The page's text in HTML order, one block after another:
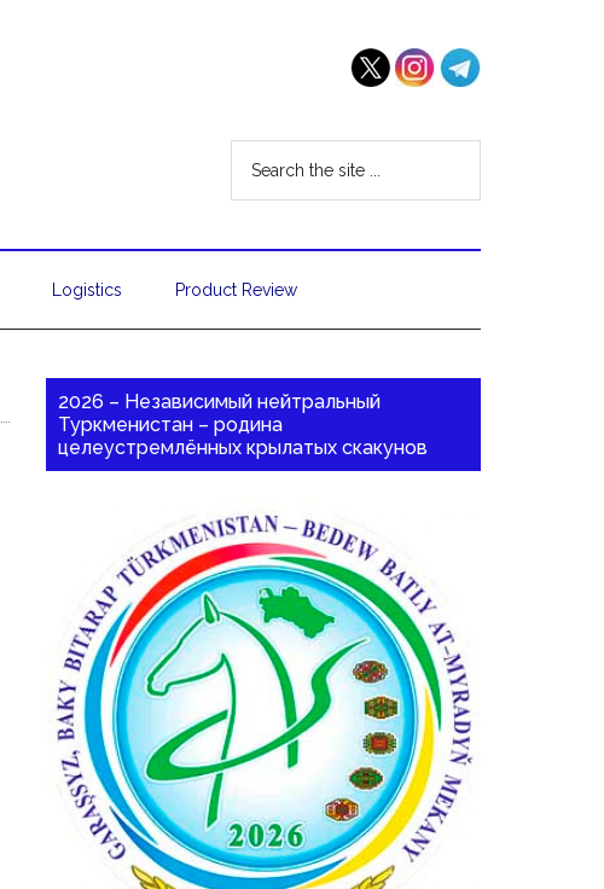
Logistics Product Review
2026 – Независимый нейтральный
Туркменистан – родина
целеустремлённых крылатых скакунов